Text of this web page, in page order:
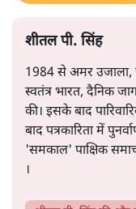
शीतल पी. सिंह
1984 से अमर उजाला,
स्वतंत्र भारत, दैनिक
की। इसके बाद
बाद पत्रकारिता में
'समकाल' पाक्षिक
।